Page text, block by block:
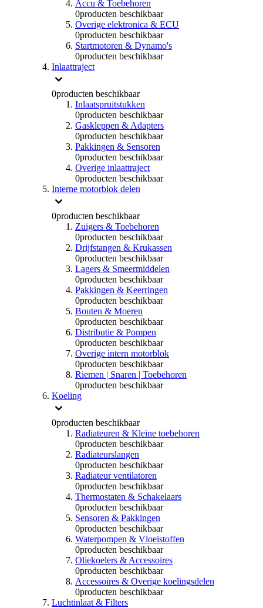
Accu & Toebehoren
0producten beschikbaar
Overige elektronica & ECU
0producten beschikbaar
Startmotoren & Dynamo's
0producten beschikbaar
Inlaattraject
0producten beschikbaar
Inlaatspruitstukken
0producten beschikbaar
Gaskleppen & Adapters
0producten beschikbaar
Pakkingen & Sensoren
0producten beschikbaar
Overige inlaattraject
0producten beschikbaar
Interne motorblok delen
0producten beschikbaar
Zuigers & Toebehoren
0producten beschikbaar
Drijfstangen & Krukassen
0producten beschikbaar
Lagers & Smeermiddelen
0producten beschikbaar
Pakkingen & Keerringen
0producten beschikbaar
Bouten & Moeren
0producten beschikbaar
Distributie & Pompen
0producten beschikbaar
Overige intern motorblok
0producten beschikbaar
Riemen | Snaren | Toebehoren
0producten beschikbaar
Koeling
0producten beschikbaar
Radiateuren & Kleine toebehoren
0producten beschikbaar
Radiateurslangen
0producten beschikbaar
Radiateur ventilatoren
0producten beschikbaar
Thermostaten & Schakelaars
0producten beschikbaar
Sensoren & Pakkingen
0producten beschikbaar
Waterpompen & Vloeistoffen
0producten beschikbaar
Oliekoelers & Accessoires
0producten beschikbaar
Accessoires & Overige koelingsdelen
0producten beschikbaar
Luchtinlaat & Filters